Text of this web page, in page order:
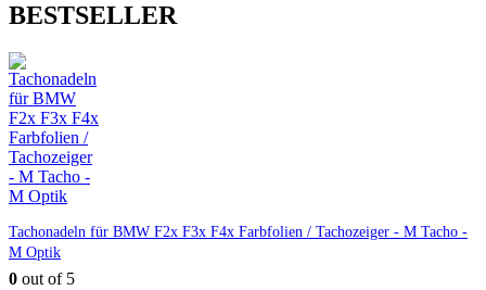
BESTSELLER
Tachonadeln für BMW F2x F3x F4x Farbfolien / Tachozeiger - M Tacho -
M Optik
0 out of 5